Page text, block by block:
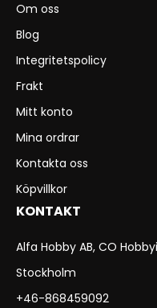
Om oss
Blog
Integritetspolicy
Frakt
Mitt konto
Mina ordrar
Kontakta oss
Köpvillkor
KONTAKT
Alfa Hobby AB, CO
Stockholm
+46-868459092